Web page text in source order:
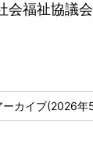
会福祉協議
ーカイブ(2026年